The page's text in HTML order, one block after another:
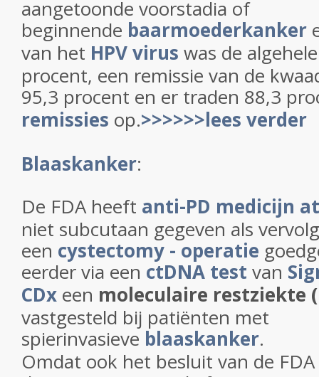
aangetoonde voorstadia of
beginnende baarmoederkanker
van het HPV virus was de
procent, een remissie van de
95,3 procent en er traden 88,3
remissies op.>>>>>>lees verder
Blaaskanker:
De FDA heeft anti-PD medicijn
niet subcutaan gegeven als
een cystectomy - operatie
eerder via een ctDNA test van
CDx een moleculaire restziekte
vastgesteld bij patiënten met
spierinvasieve blaaskanker.
Omdat ook het besluit van de